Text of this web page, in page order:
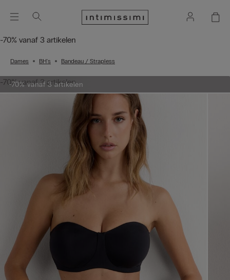
-70% vanaf 3 artikelen
Dames BH's Bandeau / Strapless
-70% vanaf 3 artikelen
-70% vanaf 3 artikelen